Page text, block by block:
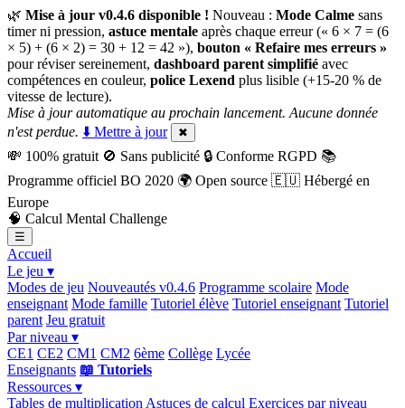
🌿 Mise à jour v0.4.6 disponible ! Nouveau : Mode Calme sans
timer ni pression, astuce mentale après chaque erreur (« 6 × 7 = (6
× 5) + (6 × 2) = 30 + 12 = 42 »), bouton « Refaire mes erreurs »
pour réviser sereinement, dashboard parent simplifié avec
compétences en couleur, police Lexend plus lisible (+15-20 % de
vitesse de lecture).
Mise à jour automatique au prochain lancement. Aucune donnée
n'est perdue. ⬇️ Mettre à jour ✖
💸 100% gratuit 🚫 Sans publicité 🔒 Conforme RGPD 📚
Programme officiel BO 2020 🌍 Open source 🇪🇺 Hébergé en
Europe
🧠 Calcul Mental Challenge
☰
Accueil
Le jeu ▾
Modes de jeu Nouveautés v0.4.6 Programme scolaire Mode
enseignant Mode famille Tutoriel élève Tutoriel enseignant Tutoriel
parent Jeu gratuit
Par niveau ▾
CE1 CE2 CM1 CM2 6ème Collège Lycée
Enseignants 📖 Tutoriels
Ressources ▾
Tables de multiplication Astuces de calcul Exercices par niveau